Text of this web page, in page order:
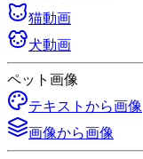
猫動画
犬動画
ペット画像
テキストから画像
画像から画像